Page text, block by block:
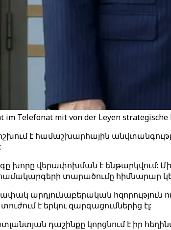
im Telefonat mit von der Leyen
է համաշխարհային
խորը վերափոխման է ենթարկվում: Մի
տարածումը հիմնարար
արդյունաբերական հզորություն
է երկու զարգացումներից էլ:
դաշինքը կորցնում է իր